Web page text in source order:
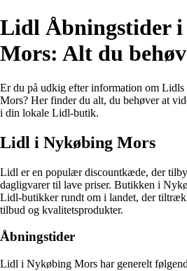
Lidl Åbningstider
Mors: Alt du
Er du på udkig efter information om
Mors? Her finder du alt, du behøver at
i din lokale Lidl-butik.
Lidl i Nykøbing Mors
Lidl er en populær discountkæde, der
dagligvarer til lave priser. Butikken i
Lidl-butikker rundt om i landet, der
tilbud og kvalitetsprodukter.
Åbningstider
Lidl i Nykøbing Mors har generelt